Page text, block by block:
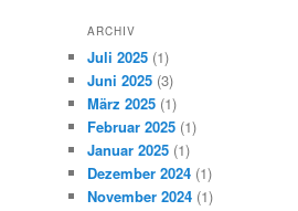
ARCHIV
Juli 2025 (1)
Juni 2025 (3)
März 2025 (1)
Februar 2025 (1)
Januar 2025 (1)
Dezember 2024 (1)
November 2024 (1)